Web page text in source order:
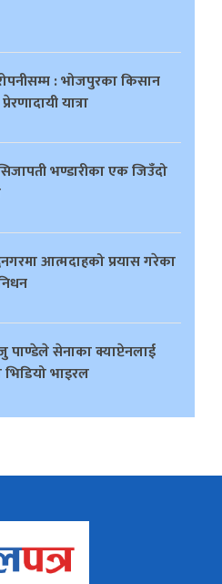
: भोजपुरका किसान
यात्रा
भण्डारीका एक जिउँदो
आत्मदाहको प्रयास गरेका
पाण्डेले सेनाका क्याप्टेनलाई
भाइरल